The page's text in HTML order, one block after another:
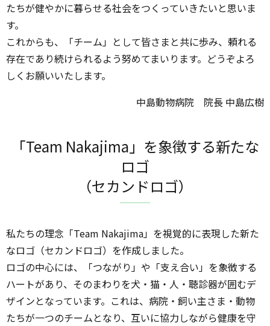
たちが健やかに暮らせる社会をつくっていきたいと思いま
す。
これからも、「チーム」として皆さまと共に歩み、頼れる
存在であり続けられるよう努めてまいります。どうぞよろ
しくお願いいたします。
中島動物病院 院長 中島広樹
「Team Nakajima」を象徴する新たな
ロゴ
（セカンドロゴ）
私たちの理念「Team Nakajima」を視覚的に表現した新た
なロゴ（セカンドロゴ）を作成しました。
ロゴの中心には、「つながり」や「支え合い」を象徴する
ハートがあり、そのまわりを犬・猫・人・聴診器が囲むデ
ザインとなっています。これは、病院・飼い主さま・動物
たちが一つのチームとなり、互いに協力しながら健康を守